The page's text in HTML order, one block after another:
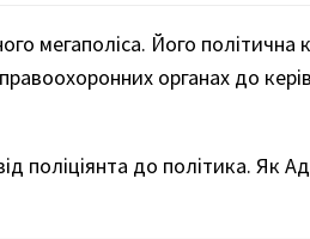
мегаполіса. Його політична
органах до
поліціянта до політика. Як